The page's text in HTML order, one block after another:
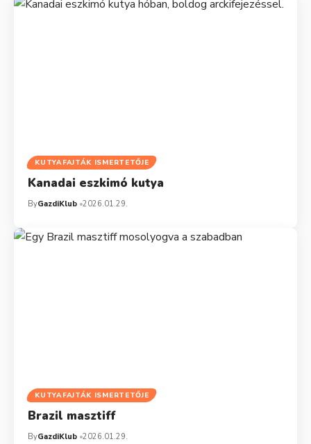
KUTYAFAJTÁK ISMERTETŐJE
Kanadai eszkimó kutya
ByGazdiKlub 2026.01.29.
KUTYAFAJTÁK ISMERTETŐJE
Brazil masztiff
ByGazdiKlub 2026.01.29.